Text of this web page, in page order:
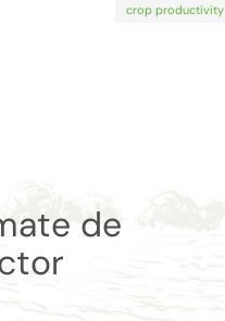
crop productivity
de